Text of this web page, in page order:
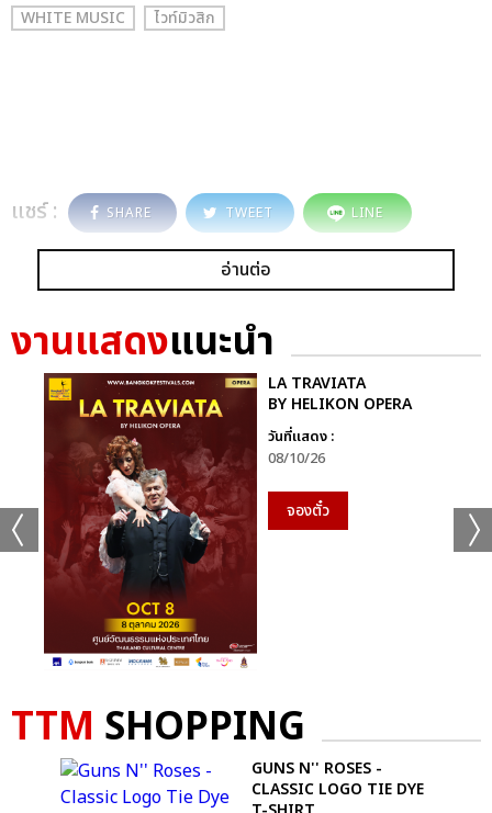
WHITE MUSIC
ไวท์มิวสิก
แชร์ : SHARE TWEET LINE
อ่านต่อ
งานแสดงแนะนำ
LA TRAVIATA
BY HELIKON OPERA
วันที่แสดง :
08/10/26
จองตั๋ว
TTM SHOPPING
GUNS N'' ROSES -
CLASSIC LOGO TIE DYE